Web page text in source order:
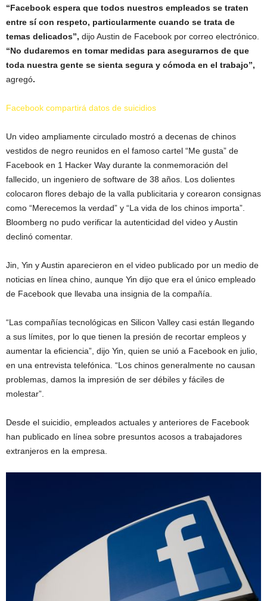
“Facebook espera que todos nuestros empleados se traten
entre sí con respeto, particularmente cuando se trata de
temas delicados”, dijo Austin de Facebook por correo electrónico.
“No dudaremos en tomar medidas para asegurarnos de que
toda nuestra gente se sienta segura y cómoda en el trabajo”,
agregó.
Facebook compartirá datos de suicidios
Un video ampliamente circulado mostró a decenas de chinos
vestidos de negro reunidos en el famoso cartel “Me gusta” de
Facebook en 1 Hacker Way durante la conmemoración del
fallecido, un ingeniero de software de 38 años. Los dolientes
colocaron flores debajo de la valla publicitaria y corearon consignas
como “Merecemos la verdad” y “La vida de los chinos importa”.
Bloomberg no pudo verificar la autenticidad del video y Austin
declinó comentar.
Jin, Yin y Austin aparecieron en el video publicado por un medio de
noticias en línea chino, aunque Yin dijo que era el único empleado
de Facebook que llevaba una insignia de la compañía.
“Las compañías tecnológicas en Silicon Valley casi están llegando
a sus límites, por lo que tienen la presión de recortar empleos y
aumentar la eficiencia”, dijo Yin, quien se unió a Facebook en julio,
en una entrevista telefónica. “Los chinos generalmente no causan
problemas, damos la impresión de ser débiles y fáciles de
molestar”.
Desde el suicidio, empleados actuales y anteriores de Facebook
han publicado en línea sobre presuntos acosos a trabajadores
extranjeros en la empresa.